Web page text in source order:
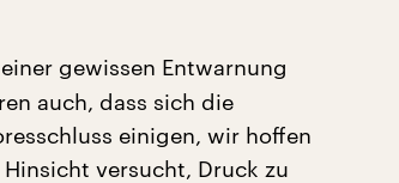
gewissen Entwarnung
auch, dass sich die
einigen, wir hoffen
versucht, Druck zu